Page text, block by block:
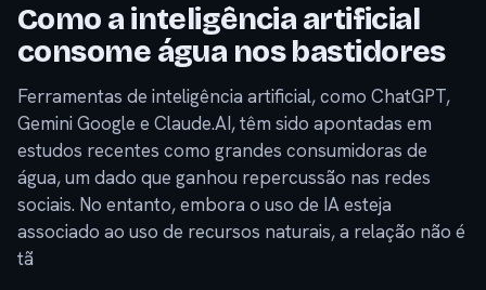
Como a inteligência artificial
consome água nos bastidores
Ferramentas de inteligência artificial, como ChatGPT,
Gemini Google e Claude.AI, têm sido apontadas em
estudos recentes como grandes consumidoras de
água, um dado que ganhou repercussão nas redes
sociais. No entanto, embora o uso de IA esteja
associado ao uso de recursos naturais, a relação não é
tã